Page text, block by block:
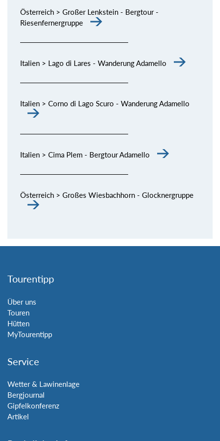
Österreich > Großer Lenkstein - Bergtour -
Riesenfernergruppe
Italien > Lago di Lares - Wanderung Adamello
Italien > Corno di Lago Scuro - Wanderung Adamello
Italien > Cima Plem - Bergtour Adamello
Österreich > Großes Wiesbachhorn - Glocknergruppe
Tourentipp
Über uns
Touren
Hütten
MyTourentipp
Service
Wetter & Lawinenlage
Bergjournal
Gipfelkonferenz
Artikel